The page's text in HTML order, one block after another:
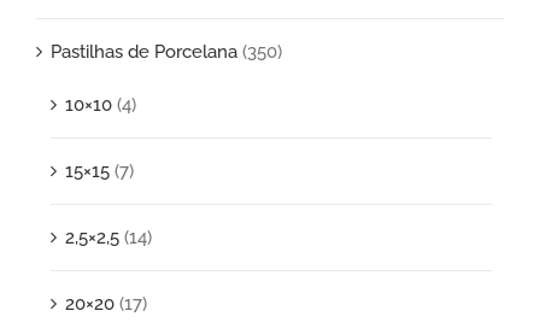
Pastilhas de Porcelana (350)
10×10 (4)
15×15 (7)
2,5×2,5 (14)
20×20 (17)